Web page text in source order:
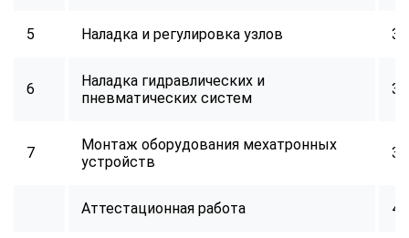
5 Наладка и регулировка узлов 32
6
Наладка гидравлических и
пневматических систем
32
7
Монтаж оборудования мехатронных
устройств
32
Аттестационная работа 40
Max